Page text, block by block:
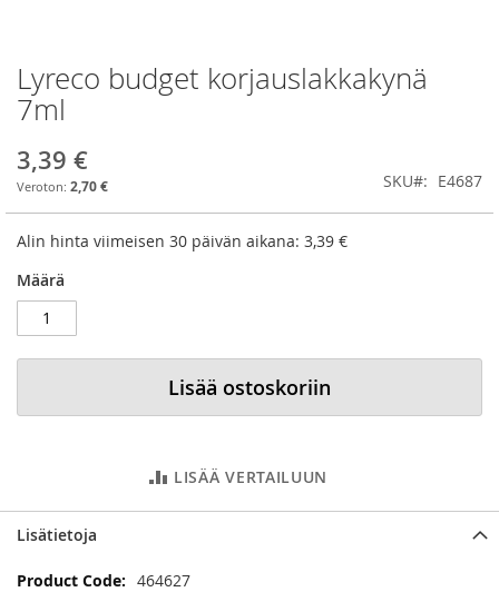
Skip
to
the
of
the
Lyreco budget korjauslakkakynä
7ml
3,39 €
2,70 € SKU E4687
Alin hinta viimeisen 30 päivän aikana: 3,39 €
Määrä
Lisää ostoskoriin
LISÄÄ VERTAILUUN
Lisätietoja
Lisätietoja
464627